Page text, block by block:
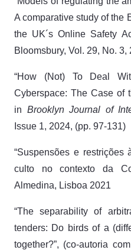
A comparative study of the
the UK´s Online Safety
Bloomsbury, Vol. 29, No. 3,
“How (Not) To Deal
Cyberspace: The Case of
in Brooklyn Journal of
Issue 1, 2024, (pp. 97-131)
“Suspensões e
culto no contexto da
Almedina, Lisboa 2021
“The separability of
tenders: Do birds of a
together?”, (co-autoria